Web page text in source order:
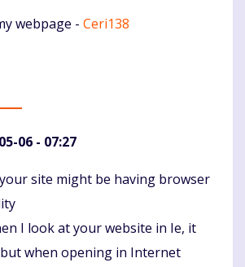
webpage - Ceri138
06 - 07:27
site might be having browser
I look at your website in Ie, it
when opening in Internet